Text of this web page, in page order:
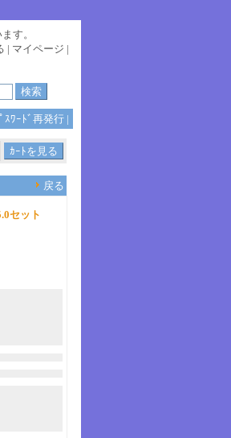
す。
| マイページ |
ｽﾜｰﾄﾞ再発行 |
戻る
セット